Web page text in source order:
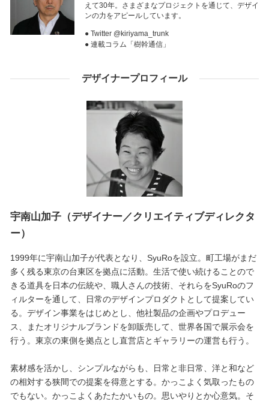
えて30年。さまざまなプロジェクトを通じて、デザイ
ンの力をアピールしています。
● Twitter @kiriyama_trunk
● 連載コラム「樹幹通信」
デザイナープロフィール
宇南山加子（デザイナー／クリエイティブディレクタ
ー）
1999年に宇南山加子が代表となり、SyuRoを設立。町工場がまだ
多く残る東京の台東区を拠点に活動。生活で使い続けることので
きる道具を日本の伝統や、職人さんの技術、それらをSyuRoのフ
ィルターを通して、日常のデザインプロダクトとして提案してい
る。デザイン事業をはじめとし、他社製品の企画やプロデュー
ス、またオリジナルブランドを卸販売して、世界各国で展示会を
行う。東京の東側を拠点とし直営店とギャラリーの運営も行う。
素材感を活かし、シンプルながらも、日常と非日常、洋と和など
の相対する狭間での提案を得意とする。かっこよく気取ったもの
でもない。かっこよくあたたかいもの。思いやりとか心意気。そ